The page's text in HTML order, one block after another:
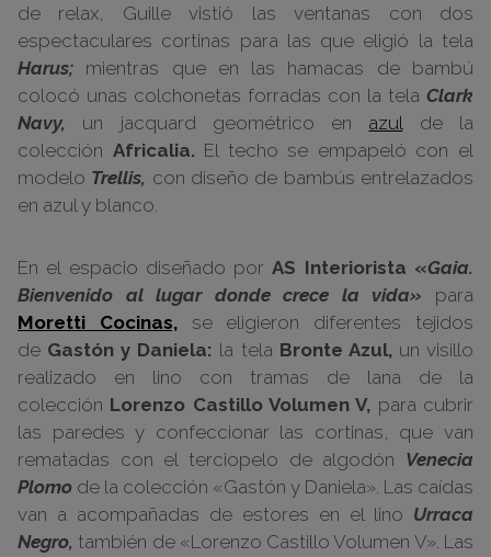
de relax, Guille vistió las ventanas con dos
espectaculares cortinas para las que eligió la tela
Harus; mientras que en las hamacas de bambú
colocó unas colchonetas forradas con la tela Clark
Navy, un jacquard geométrico en azulde la
colección Africalia.El techo se empapeló con el
modelo Trellis, con diseño de bambús entrelazados
en azul y blanco.
En el espacio diseñado porAS Interiorista «Gaia.
Bienvenido al lugar donde crece la vida» para
Moretti Cocinas,se eligieron diferentes tejidos
de Gastón y Daniela: la tela Bronte Azul,un visillo
realizado en lino con tramas de lana de la
colección Lorenzo Castillo Volumen V, para cubrir
las paredes y confeccionar las cortinas, que van
rematadas con el terciopelo de algodón Venecia
Plomo de la colección «Gastón y Daniela». Las caídas
van a acompañadas de estores en el lino Urraca
Negro, también de «Lorenzo Castillo Volumen V». Las